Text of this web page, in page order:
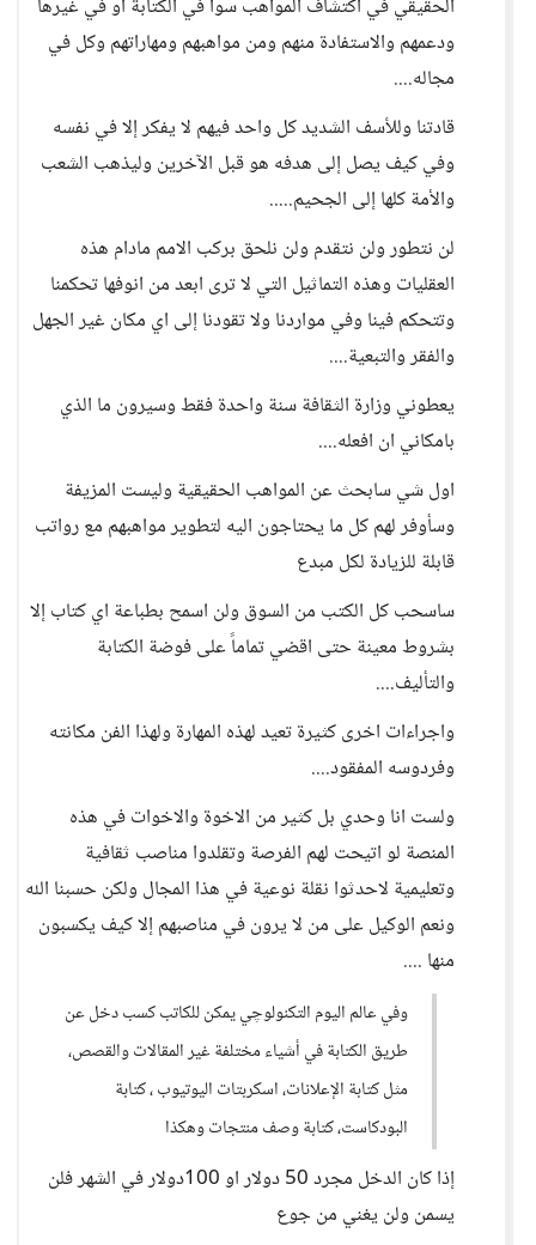
الحقيقي في اكتشاف المواهب سوا في الكتابة او في غيرها
ودعمهم والاستفادة منهم ومن مواهبهم ومهاراتهم وكل في
مجاله....
قادتنا وللأسف الشديد كل واحد فيهم لا يفكر إلا في نفسه
وفي كيف يصل إلى هدفه هو قبل الآخرين وليذهب الشعب
والأمة كلها إلى الجحيم.....
لن نتطور ولن نتقدم ولن نلحق بركب الامم مادام هذه
العقليات وهذه التماثيل التي لا ترى ابعد من انوفها تحكمنا
وتتحكم فينا وفي مواردنا ولا تقودنا إلى اي مكان غير الجهل
والفقر والتبعية....
يعطوني وزارة الثقافة سنة واحدة فقط وسيرون ما الذي
بامكاني ان افعله....
اول شي سابحث عن المواهب الحقيقية وليست المزيفة
وسأوفر لهم كل ما يحتاجون اليه لتطوير مواهبهم مع رواتب
قابلة للزيادة لكل مبدع
ساسحب كل الكتب من السوق ولن اسمح بطباعة اي كتاب إلا
بشروط معينة حتى اقضي تماماً على فوضة الكتابة
والتأليف....
واجراءات اخرى كثيرة تعيد لهذه المهارة ولهذا الفن مكانته
وفردوسه المفقود....
ولست انا وحدي بل كثير من الاخوة والاخوات في هذه
المنصة لو اتيحت لهم الفرصة وتقلدوا مناصب ثقافية
وتعليمية لاحدثوا نقلة نوعية في هذا المجال ولكن حسبنا الله
ونعم الوكيل على من لا يرون في مناصبهم إلا كيف يكسبون
منها ....
وفي عالم اليوم التكنولوچي يمكن للكاتب كسب دخل عن
طريق الكتابة في أشياء مختلفة غير المقالات والقصص،
مثل كتابة الإعلانات، اسكربتات اليوتيوب ، كتابة
البودكاست، كتابة وصف منتجات وهكذا
إذا كان الدخل مجرد 50 دولار او 100دولار في الشهر فلن
يسمن ولن يغني من جوع